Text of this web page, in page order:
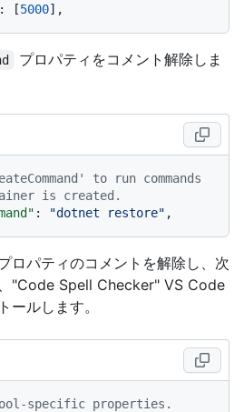
: [5000] ,
プロパティをコメント解除しま
to run commands
is created.
: "dotnet restore" ,
ロパティのコメントを解除し、次
"Code Spell Checker" VS Code
ールします。
specific properties.